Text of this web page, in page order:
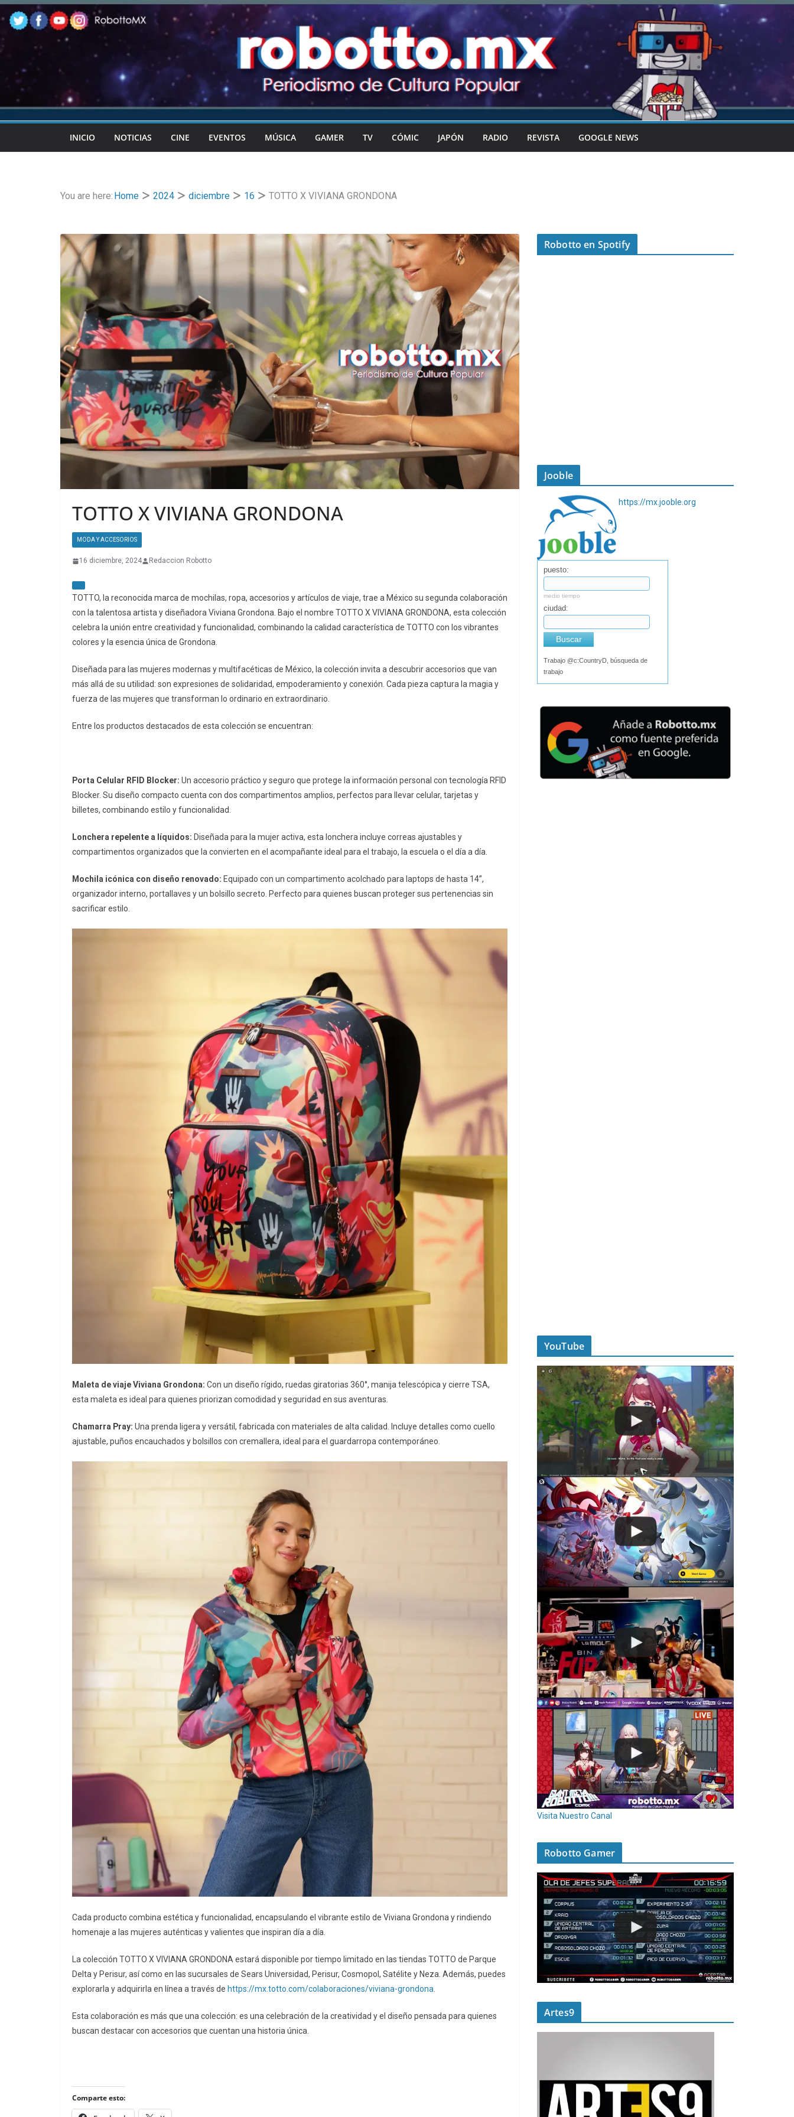
Skip
to
content
INICIO NOTICIAS CINE EVENTOS MÚSICA GAMER TV CÓMIC JAPÓN RADIO REVISTA GOOGLE NEWS
You are here: Home 2024 diciembre 16 TOTTO X VIVIANA GRONDONA
TOTTO X VIVIANA GRONDONA
MODA Y ACCESORIOS
16 diciembre, 2024 Redaccion Robotto
TOTTO, la reconocida marca de mochilas, ropa, accesorios y artículos de viaje, trae a México su segunda colaboración
con la talentosa artista y diseñadora Viviana Grondona. Bajo el nombre TOTTO X VIVIANA GRONDONA, esta colección
celebra la unión entre creatividad y funcionalidad, combinando la calidad característica de TOTTO con los vibrantes
colores y la esencia única de Grondona.
Diseñada para las mujeres modernas y multifacéticas de México, la colección invita a descubrir accesorios que van
más allá de su utilidad: son expresiones de solidaridad, empoderamiento y conexión. Cada pieza captura la magia y
fuerza de las mujeres que transforman lo ordinario en extraordinario.
Entre los productos destacados de esta colección se encuentran:
Porta Celular RFID Blocker: Un accesorio práctico y seguro que protege la información personal con tecnología RFID
Blocker. Su diseño compacto cuenta con dos compartimentos amplios, perfectos para llevar celular, tarjetas y
billetes, combinando estilo y funcionalidad.
Lonchera repelente a líquidos: Diseñada para la mujer activa, esta lonchera incluye correas ajustables y
compartimentos organizados que la convierten en el acompañante ideal para el trabajo, la escuela o el día a día.
Mochila icónica con diseño renovado: Equipado con un compartimento acolchado para laptops de hasta 14”,
organizador interno, portallaves y un bolsillo secreto. Perfecto para quienes buscan proteger sus pertenencias sin
sacrificar estilo.
Maleta de viaje Viviana Grondona: Con un diseño rígido, ruedas giratorias 360°, manija telescópica y cierre TSA,
esta maleta es ideal para quienes priorizan comodidad y seguridad en sus aventuras.
Chamarra Pray: Una prenda ligera y versátil, fabricada con materiales de alta calidad. Incluye detalles como cuello
ajustable, puños encauchados y bolsillos con cremallera, ideal para el guardarropa contemporáneo.
Cada producto combina estética y funcionalidad, encapsulando el vibrante estilo de Viviana Grondona y rindiendo
homenaje a las mujeres auténticas y valientes que inspiran día a día.
La colección TOTTO X VIVIANA GRONDONA estará disponible por tiempo limitado en las tiendas TOTTO de Parque
Delta y Perisur, así como en las sucursales de Sears Universidad, Perisur, Cosmopol, Satélite y Neza. Además, puedes
explorarla y adquirirla en línea a través de https://mx.totto.com/colaboraciones/viviana-grondona
Esta colaboración es más que una colección: es una celebración de la creatividad y el diseño pensada para quienes
buscan destacar con accesorios que cuentan una historia única.
Comparte esto:
Robotto en Spotify
Jooble
https://mx.jooble.org
puesto:
medio tiempo
ciudad:
Buscar
Trabajo @c:CountryD, búsqueda de
trabajo
YouTube
Visita Nuestro Canal
Robotto Gamer
Artes9